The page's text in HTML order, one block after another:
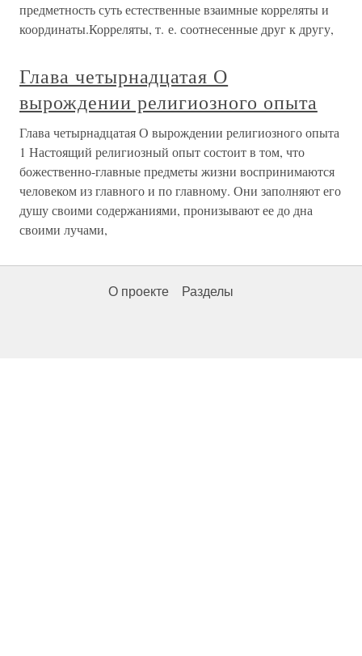
предметность суть естественные взаимные корреляты и
координаты.Корреляты, т. е. соотнесенные друг к другу,
Глава четырнадцатая О
вырождении религиозного опыта
Глава четырнадцатая О вырождении религиозного опыта
1 Настоящий религиозный опыт состоит в том, что
божественно-главные предметы жизни воспринимаются
человеком из главного и по главному. Они заполняют его
душу своими содержаниями, пронизывают ее до дна
своими лучами,
О проекте Разделы